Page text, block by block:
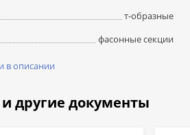
т-образные
фасонные секции
в описании
другие документы